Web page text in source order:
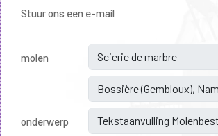
Stuur ons een e-mail
molen
onderwerp